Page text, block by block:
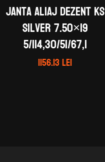
Janta aliaj DEZENT KS
silver 7.50×19
5/114,30/51/67,1
1156.13lei